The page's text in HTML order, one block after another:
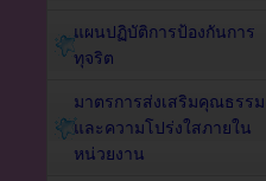
แผนปฏิบัติการป้องกันการ
ทุจริต
มาตรการส่งเสริมคุณธรรม
และความโปร่งใสภายใน
หน่วยงาน